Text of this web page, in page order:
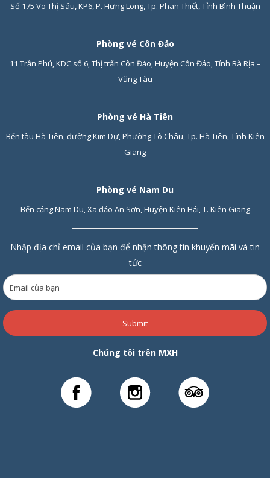
Số 175 Võ Thị Sáu, KP6, P. Hưng Long, Tp. Phan Thiết, Tỉnh Bình Thuận
Phòng vé Côn Đảo
11 Trần Phú, KDC số 6, Thị trấn Côn Đảo, Huyện Côn Đảo, Tỉnh Bà Rịa –
Vũng Tàu
Phòng vé Hà Tiên
Bến tàu Hà Tiên, đường Kim Dự, Phường Tô Châu, Tp. Hà Tiên, Tỉnh Kiên
Giang
Phòng vé Nam Du
Bến cảng Nam Du, Xã đảo An Sơn, Huyện Kiên Hải, T. Kiên Giang
Nhập địa chỉ email của bạn để nhận thông tin khuyến mãi và tin
tức
Submit
Chúng tôi trên MXH